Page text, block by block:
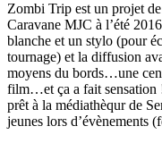
Zombi Trip est un projet
Caravane MJC à l’été
blanche et un stylo (pour
tournage) et la diffusion
moyens du bords…une
film…et ça a fait sensation
prêt à la médiathèqur de
jeunes lors d’évènements